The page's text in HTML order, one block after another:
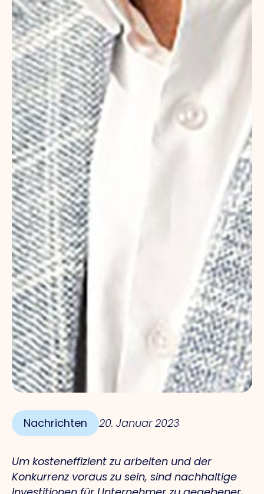
Nachrichten 20. Januar 2023
Um kosteneffizient zu arbeiten und der
Konkurrenz voraus zu sein, sind nachhaltige